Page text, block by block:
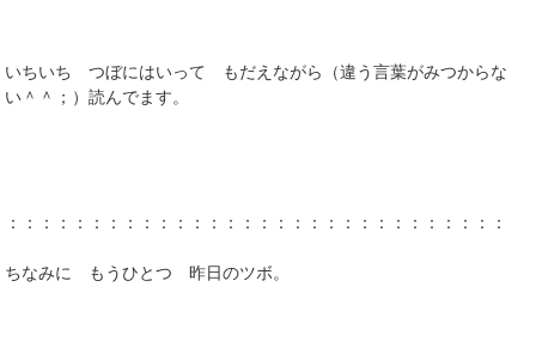
いちいち つぼにはいって もだえながら（違う言葉がみつからな
い＾＾；）読んでます。
：：：：：：：：：：：：：：：：：：：：：：：：：：：：：：：
ちなみに もうひとつ 昨日のツボ。